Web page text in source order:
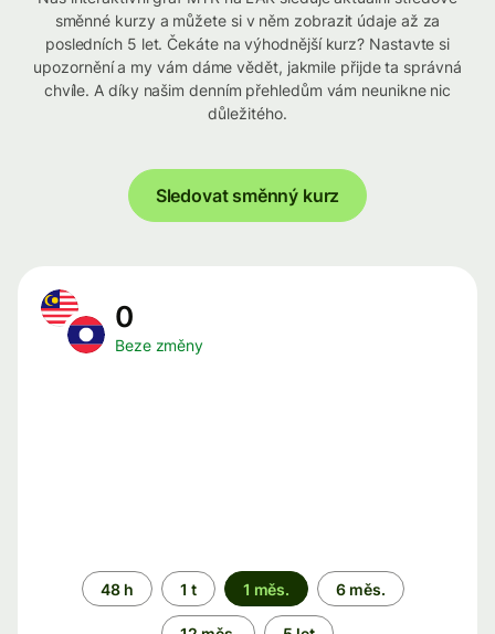
směnné kurzy a můžete si v něm zobrazit údaje až za
posledních 5 let. Čekáte na výhodnější kurz? Nastavte si
upozornění a my vám dáme vědět, jakmile přijde ta správná
chvíle. A díky našim denním přehledům vám neunikne nic
důležitého.
Sledovat směnný kurz
0
Beze změny
Časové
období
48 h 1 t 1 měs. 6 měs.